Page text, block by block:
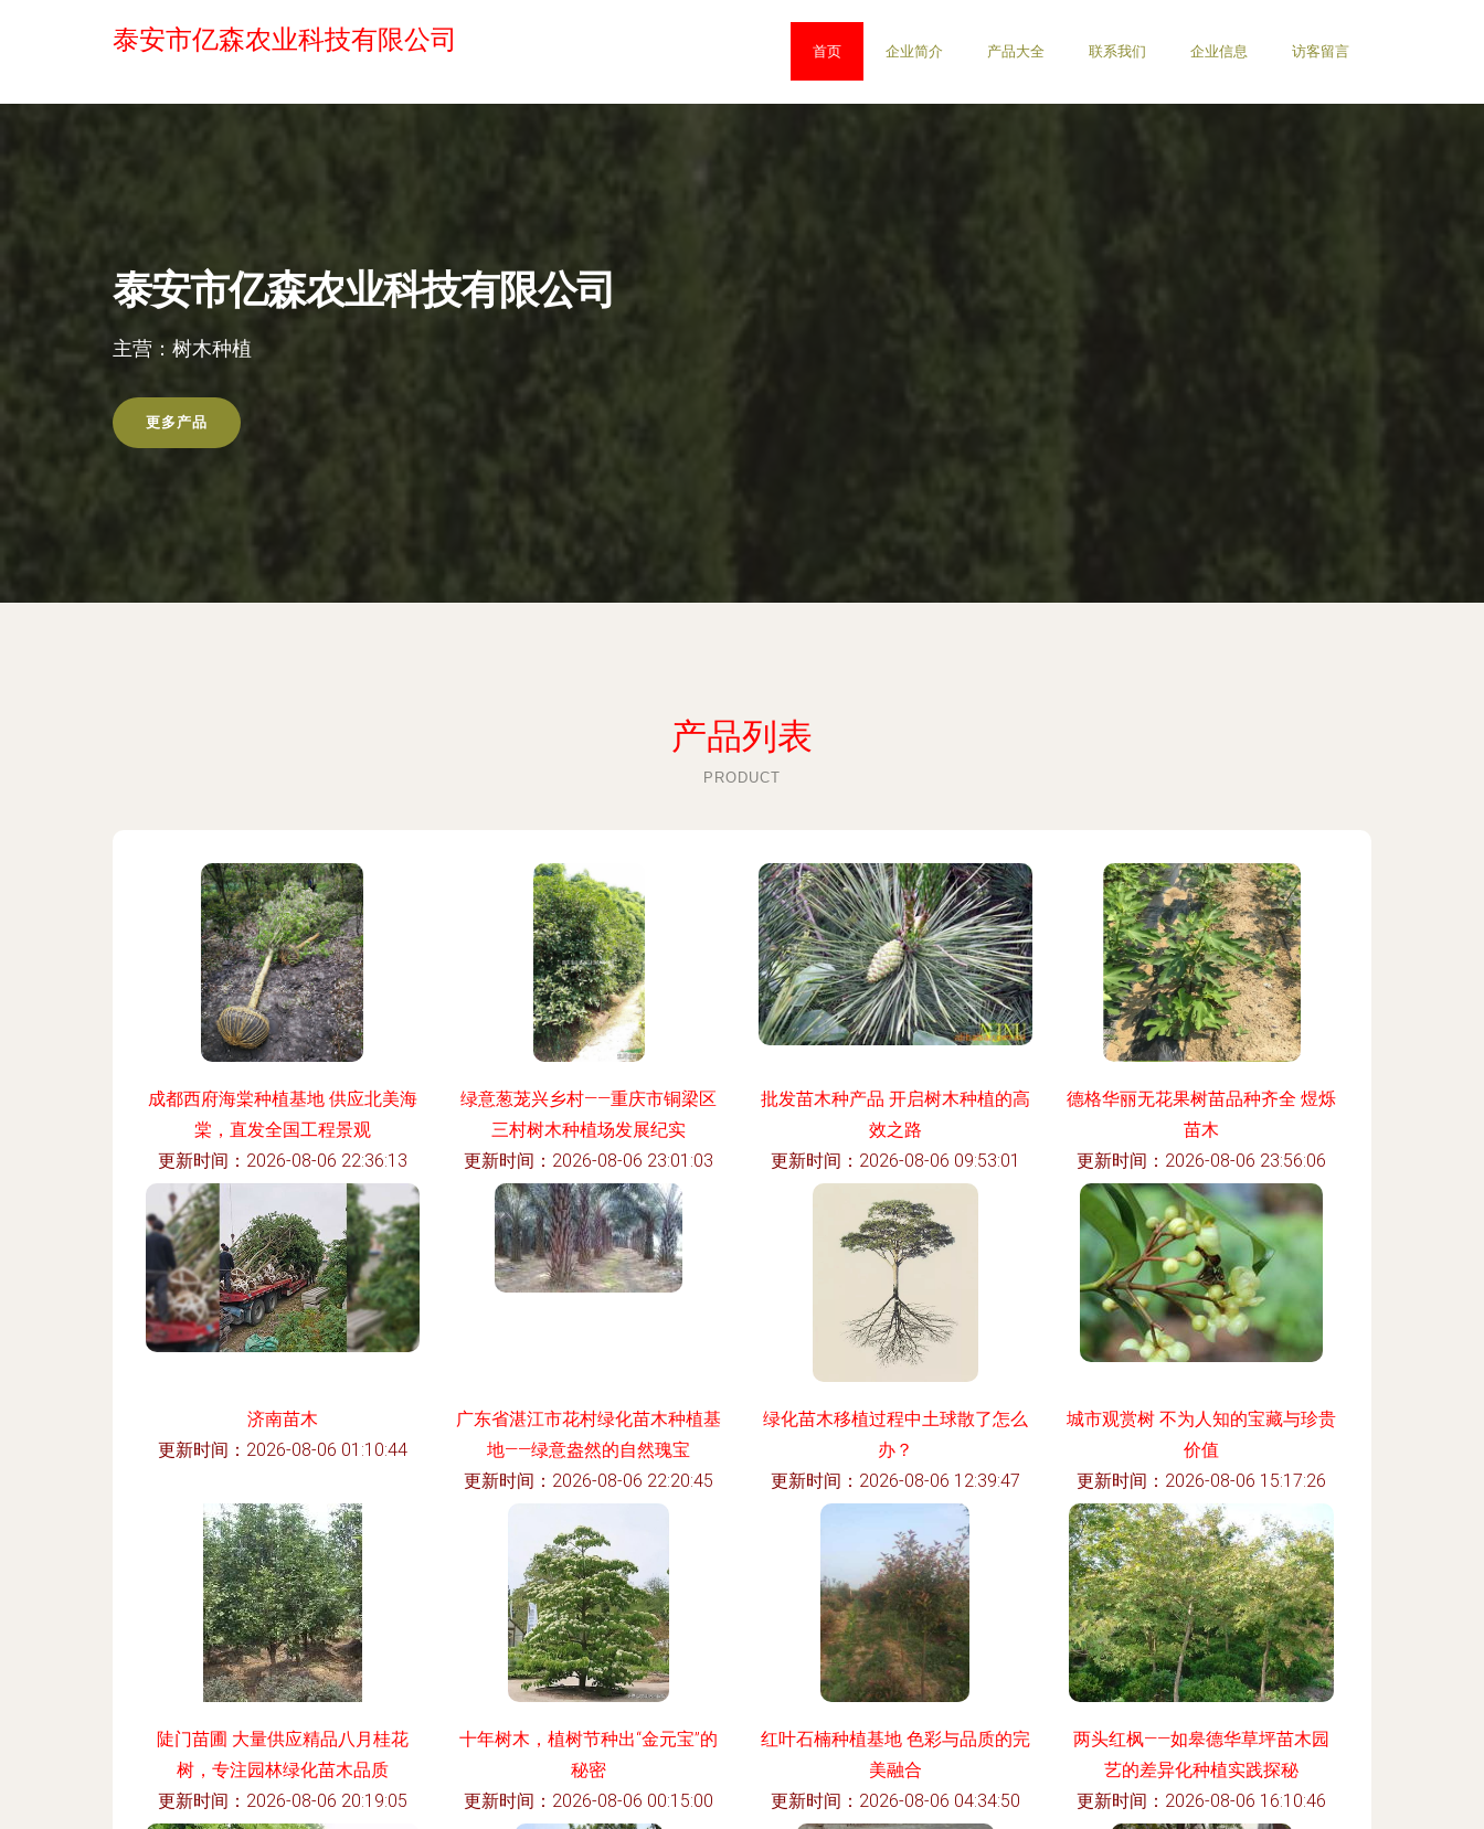
泰安市亿森农业科技有限公司 首页 企业简介 产品大全 联系我们 企业信息 访客留言
泰安市亿森农业科技有限公司
主营：树木种植
更多产品
产品列表
PRODUCT
成都西府海棠种植基地 供应北美海
棠，直发全国工程景观
更新时间：2026-08-06 22:36:13
绿意葱茏兴乡村——重庆市铜梁区
三村树木种植场发展纪实
更新时间：2026-08-06 23:01:03
批发苗木种产品 开启树木种植的高
效之路
更新时间：2026-08-06 09:53:01
德格华丽无花果树苗品种齐全 煜烁
苗木
更新时间：2026-08-06 23:56:06
济南苗木
更新时间：2026-08-06 01:10:44
广东省湛江市花村绿化苗木种植基
地——绿意盎然的自然瑰宝
更新时间：2026-08-06 22:20:45
绿化苗木移植过程中土球散了怎么
办？
更新时间：2026-08-06 12:39:47
城市观赏树 不为人知的宝藏与珍贵
价值
更新时间：2026-08-06 15:17:26
陡门苗圃 大量供应精品八月桂花
树，专注园林绿化苗木品质
更新时间：2026-08-06 20:19:05
十年树木，植树节种出“金元宝”的
秘密
更新时间：2026-08-06 00:15:00
红叶石楠种植基地 色彩与品质的完
美融合
更新时间：2026-08-06 04:34:50
两头红枫——如皋德华草坪苗木园
艺的差异化种植实践探秘
更新时间：2026-08-06 16:10:46